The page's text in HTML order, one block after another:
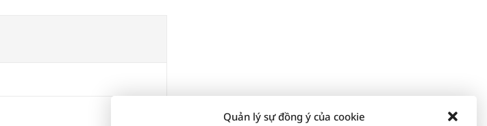
Quản lý sự đồng ý của cookie